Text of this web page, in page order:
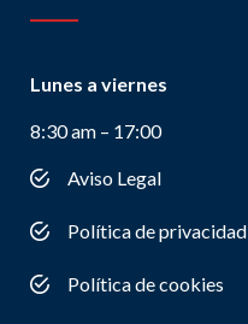
Lunes a viernes
8:30 am – 17:00
Aviso Legal
Política de privacidad
Política de cookies